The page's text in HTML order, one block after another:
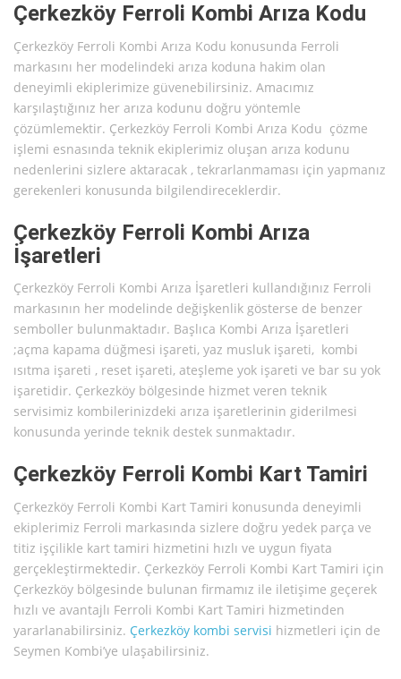
Çerkezköy Ferroli Kombi Arıza Kodu
Çerkezköy Ferroli Kombi Arıza Kodu konusunda Ferroli
markasını her modelindeki arıza koduna hakim olan
deneyimli ekiplerimize güvenebilirsiniz. Amacımız
karşılaştığınız her arıza kodunu doğru yöntemle
çözümlemektir. Çerkezköy Ferroli Kombi Arıza Kodu çözme
işlemi esnasında teknik ekiplerimiz oluşan arıza kodunu
nedenlerini sizlere aktaracak , tekrarlanmaması için yapmanız
gerekenleri konusunda bilgilendireceklerdir.
Çerkezköy Ferroli Kombi Arıza
İşaretleri
Çerkezköy Ferroli Kombi Arıza İşaretleri kullandığınız Ferroli
markasının her modelinde değişkenlik gösterse de benzer
semboller bulunmaktadır. Başlıca Kombi Arıza İşaretleri
;açma kapama düğmesi işareti, yaz musluk işareti, kombi
ısıtma işareti , reset işareti, ateşleme yok işareti ve bar su yok
işaretidir. Çerkezköy bölgesinde hizmet veren teknik
servisimiz kombilerinizdeki arıza işaretlerinin giderilmesi
konusunda yerinde teknik destek sunmaktadır.
Çerkezköy Ferroli Kombi Kart Tamiri
Çerkezköy Ferroli Kombi Kart Tamiri konusunda deneyimli
ekiplerimiz Ferroli markasında sizlere doğru yedek parça ve
titiz işçilikle kart tamiri hizmetini hızlı ve uygun fiyata
gerçekleştirmektedir. Çerkezköy Ferroli Kombi Kart Tamiri için
Çerkezköy bölgesinde bulunan firmamız ile iletişime geçerek
hızlı ve avantajlı Ferroli Kombi Kart Tamiri hizmetinden
yararlanabilirsiniz. Çerkezköy kombi servisi hizmetleri için de
Seymen Kombi’ye ulaşabilirsiniz.